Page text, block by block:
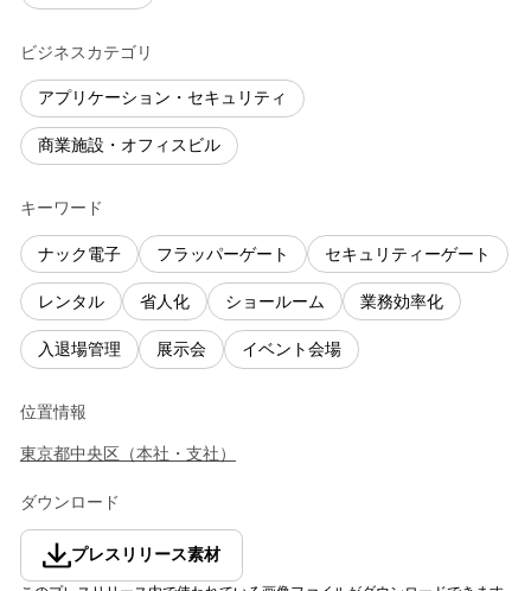
ビジネスカテゴリ
アプリケーション・セキュリティ
商業施設・オフィスビル
キーワード
ナック電子 フラッパーゲート セキュリティーゲート
レンタル 省人化 ショールーム 業務効率化
入退場管理 展示会 イベント会場
位置情報
東京都中央区 （本社・支社 ）
ダウンロード
プレスリリース素材